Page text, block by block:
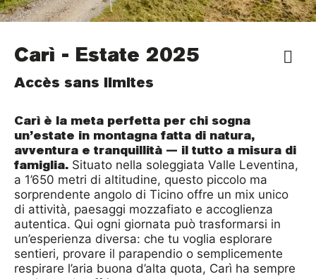
Carì - Estate 2025
Accès sans limites
Carì è la meta perfetta per chi sogna
un’estate in montagna fatta di natura,
avventura e tranquillità — il tutto a misura di
famiglia. Situato nella soleggiata Valle Leventina,
a 1’650 metri di altitudine, questo piccolo ma
sorprendente angolo di Ticino offre un mix unico
di attività, paesaggi mozzafiato e accoglienza
autentica. Qui ogni giornata può trasformarsi in
un’esperienza diversa: che tu voglia esplorare
sentieri, provare il parapendio o semplicemente
respirare l’aria buona d’alta quota, Carì ha sempre